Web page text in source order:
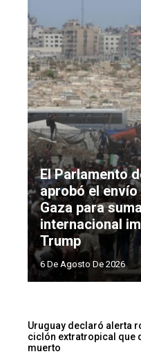
El Parlamento
aprobó el
Gaza para
internacional
Trump
6 De Agosto De 2026
Uruguay declaró alerta
ciclón extratropical que
muerto